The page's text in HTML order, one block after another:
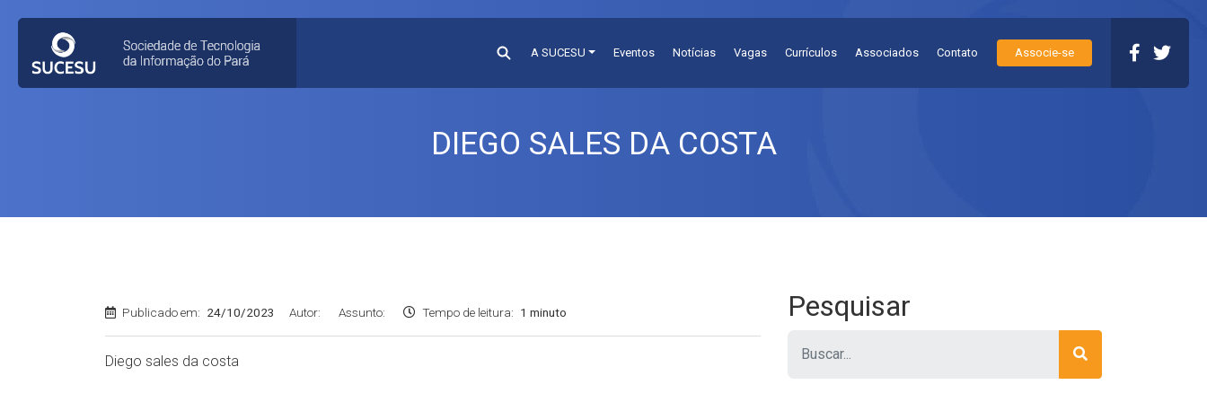
A SUCESU Eventos Notícias Vagas Currículos Associados Contato Associe-se
DIEGO SALES DA COSTA
Publicado em: 24/10/2023 Autor: Assunto: Tempo de leitura: 1 minuto
Diego sales da costa
Pesquisar